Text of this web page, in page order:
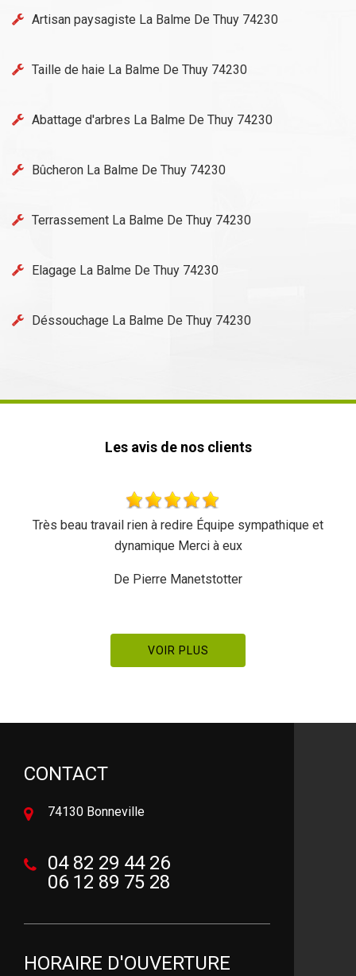
Artisan paysagiste La Balme De Thuy 74230
Taille de haie La Balme De Thuy 74230
Abattage d'arbres La Balme De Thuy 74230
Bûcheron La Balme De Thuy 74230
Terrassement La Balme De Thuy 74230
Elagage La Balme De Thuy 74230
Déssouchage La Balme De Thuy 74230
Les avis de nos clients
Très beau travail rien à redire Équipe sympathique et
dynamique Merci à eux
De Pierre Manetstotter
VOIR PLUS
CONTACT
74130 Bonneville
04 82 29 44 26
06 12 89 75 28
HORAIRE D'OUVERTURE